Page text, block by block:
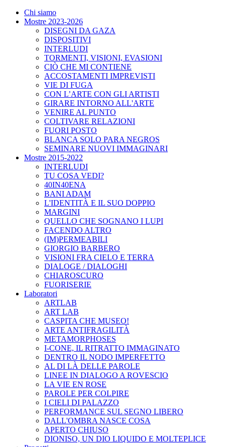
Chi siamo
Mostre 2023-2026
DISEGNI DA GAZA
DISPOSITIVI
INTERLUDI
TORMENTI, VISIONI, EVASIONI
CIÒ CHE MI CONTIENE
ACCOSTAMENTI IMPREVISTI
VIE DI FUGA
CON L’ARTE CON GLI ARTISTI
GIRARE INTORNO ALL'ARTE
VENIRE AL PUNTO
COLTIVARE RELAZIONI
FUORI POSTO
BLANCA SOLO PARA NEGROS
SEMINARE NUOVI IMMAGINARI
Mostre 2015-2022
INTERLUDI
TU COSA VEDI?
40IN40ENA
BANI ADAM
L'IDENTITÀ E IL SUO DOPPIO
MARGINI
QUELLO CHE SOGNANO I LUPI
FACENDO ALTRO
(IM)PERMEABILI
GIORGIO BARBERO
VISIONI FRA CIELO E TERRA
DIALOGE / DIALOGHI
CHIAROSCURO
FUORISERIE
Laboratori
ARTLAB
ART LAB
CASPITA CHE MUSEO!
ARTE ANTIFRAGILITÀ
METAMORPHOSES
I-CONE, IL RITRATTO IMMAGINATO
DENTRO IL NODO IMPERFETTO
AL DI LÀ DELLE PAROLE
LINEE IN DIALOGO A ROVESCIO
LA VIE EN ROSE
PAROLE PER COLPIRE
I CIELI DI PALAZZO
PERFORMANCE SUL SEGNO LIBERO
DALL'OMBRA NASCE COSA
APERTO CHIUSO
DIONISO, UN DIO LIQUIDO E MOLTEPLICE